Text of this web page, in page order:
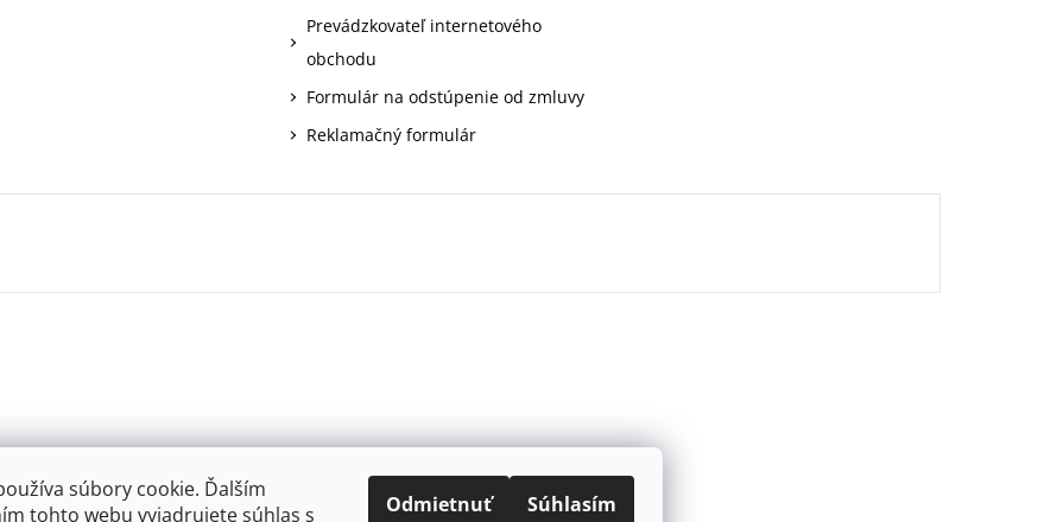
súbory cookie. Ďalším
tohto webu vyjadrujete súhlas s
Odmietnuť Súhlasím
Prevádzkovateľ internetového
obchodu
Formulár na odstúpenie od zmluvy
Reklamačný formulár